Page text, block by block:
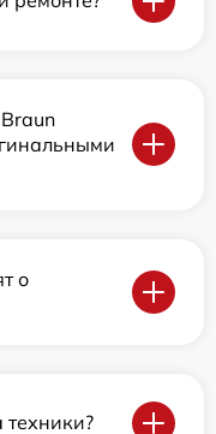
о
техники?